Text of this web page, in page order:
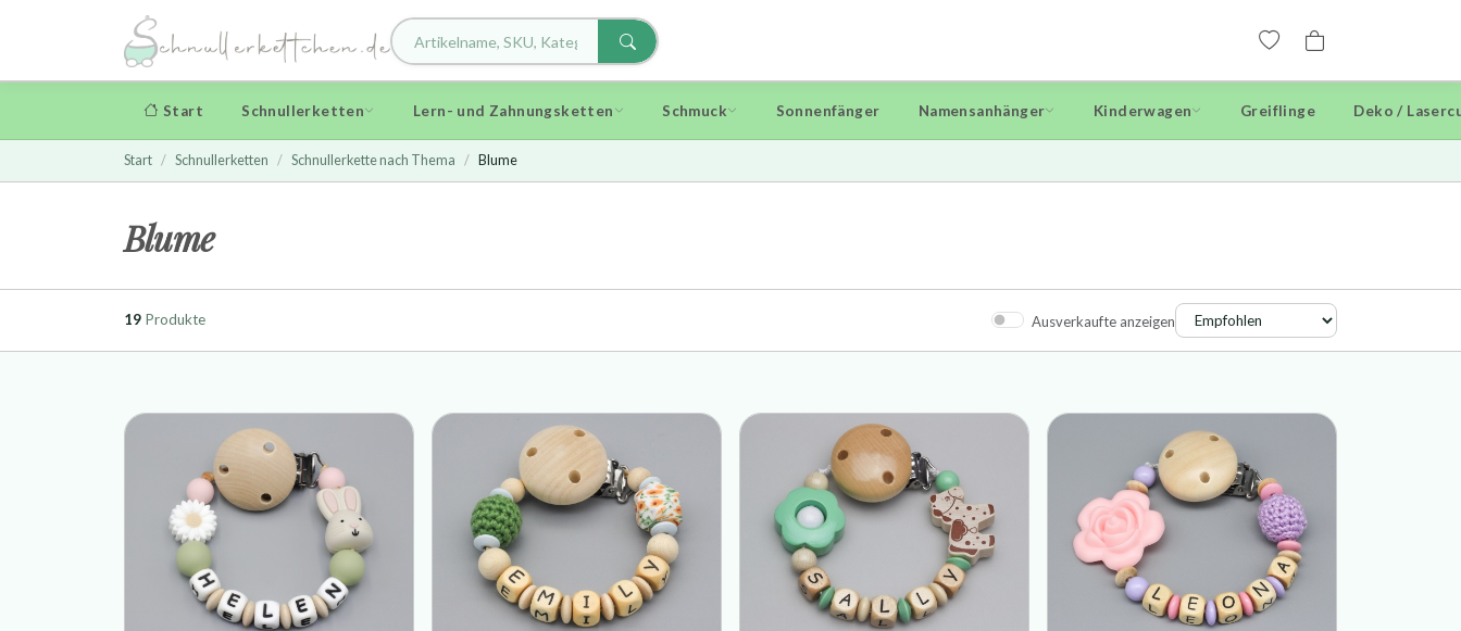
Start Schnullerketten Lern- und Zahnungsketten Schmuck Sonnenfänger Namensanhänger Kinderwagen Greiflinge Deko /
Start Schnullerketten Schnullerkette nach Thema Blume
Blume
19 Produkte Ausverkaufte anzeigen